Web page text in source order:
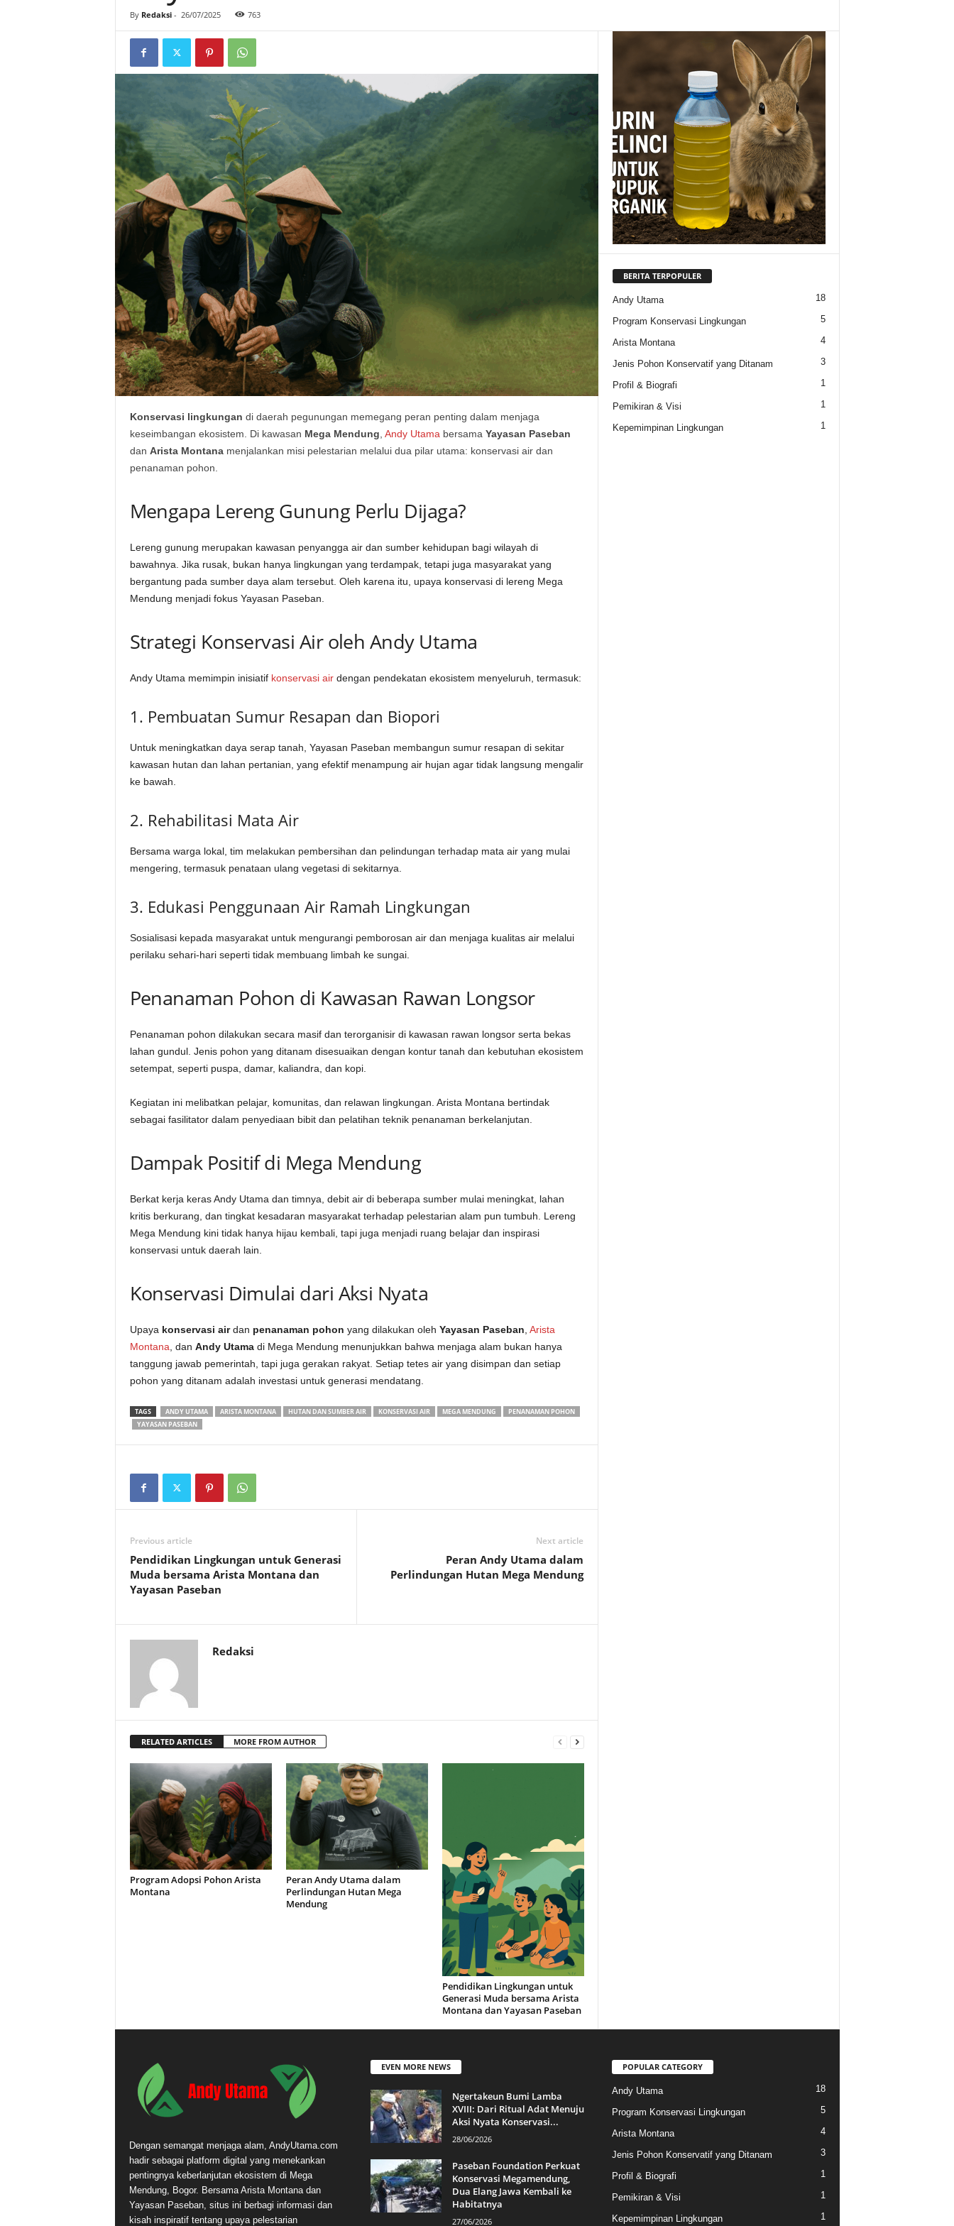
By Redaksi- 26/07/2025 763
Konservasi lingkungan di daerah pegunungan memegang peran penting dalam menjaga
keseimbangan ekosistem. Di kawasan Mega Mendung Andy Utama bersama Yayasan Paseban
dan Arista Montanamenjalankan misi pelestarian melalui dua pilar utama: konservasi air dan
penanaman pohon.
Mengapa Lereng Gunung Perlu Dijaga?
Lereng gunung merupakan kawasan penyangga air dan sumber kehidupan bagi wilayah di
bawahnya. Jika rusak, bukan hanya lingkungan yang terdampak, tetapi juga masyarakat yang
bergantung pada sumber daya alam tersebut. Oleh karena itu, upaya konservasi di lereng Mega
Mendung menjadi fokus Yayasan Paseban.
Strategi Konservasi Air oleh Andy Utama
Andy Utama memimpin inisiatif konservasi airdengan pendekatan ekosistem menyeluruh, termasuk:
1. Pembuatan Sumur Resapan dan Biopori
Untuk meningkatkan daya serap tanah, Yayasan Paseban membangun sumur resapan di sekitar
kawasan hutan dan lahan pertanian, yang efektif menampung air hujan agar tidak langsung mengalir
ke bawah.
2. Rehabilitasi Mata Air
Bersama warga lokal, tim melakukan pembersihan dan pelindungan terhadap mata air yang mulai
mengering, termasuk penataan ulang vegetasi di sekitarnya.
3. Edukasi Penggunaan Air Ramah Lingkungan
Sosialisasi kepada masyarakat untuk mengurangi pemborosan air dan menjaga kualitas air melalui
perilaku sehari-hari seperti tidak membuang limbah ke sungai.
Penanaman Pohon di Kawasan Rawan Longsor
Penanaman pohon dilakukan secara masif dan terorganisir di kawasan rawan longsor serta bekas
lahan gundul. Jenis pohon yang ditanam disesuaikan dengan kontur tanah dan kebutuhan ekosistem
setempat, seperti puspa, damar, kaliandra, dan kopi.
Kegiatan ini melibatkan pelajar, komunitas, dan relawan lingkungan. Arista Montana bertindak
sebagai fasilitator dalam penyediaan bibit dan pelatihan teknik penanaman berkelanjutan.
Dampak Positif di Mega Mendung
Berkat kerja keras Andy Utama dan timnya, debit air di beberapa sumber mulai meningkat, lahan
kritis berkurang, dan tingkat kesadaran masyarakat terhadap pelestarian alam pun tumbuh. Lereng
Mega Mendung kini tidak hanya hijau kembali, tapi juga menjadi ruang belajar dan inspirasi
konservasi untuk daerah lain.
Konservasi Dimulai dari Aksi Nyata
Upaya konservasi airdan penanaman pohon yang dilakukan oleh Yayasan Paseban Arista
Montana , dan Andy Utamadi Mega Mendung menunjukkan bahwa menjaga alam bukan hanya
tanggung jawab pemerintah, tapi juga gerakan rakyat. Setiap tetes air yang disimpan dan setiap
pohon yang ditanam adalah investasi untuk generasi mendatang.
TAGS ANDY UTAMA ARISTA MONTANA HUTAN DAN SUMBER AIR KONSERVASI AIR MEGA MENDUNG
PENANAMAN POHON
YAYASAN PASEBAN
Previous article
Pendidikan Lingkungan untuk Generasi
Muda bersama Arista Montana dan
Yayasan Paseban
Next article
Peran Andy Utama dalam
Perlindungan Hutan Mega Mendung
Redaksi
RELATED ARTICLES MORE FROM AUTHOR
Program Adopsi Pohon Arista
Montana
Peran Andy Utama dalam
Perlindungan Hutan Mega
Mendung
Pendidikan Lingkungan untuk
Generasi Muda bersama Arista
Montana dan Yayasan Paseban
BERITA TERPOPULER
Andy Utama 18
Program Konservasi Lingkungan 5
Arista Montana 4
Jenis Pohon Konservatif yang Ditanam 3
Profil & Biografi 1
Pemikiran & Visi 1
Kepemimpinan Lingkungan 1
Dengan semangat menjaga alam, AndyUtama.com
hadir sebagai platform digital yang menekankan
pentingnya keberlanjutan ekosistem di Mega
Mendung, Bogor. Bersama Arista Montana dan
Yayasan Paseban, situs ini berbagi informasi dan
kisah inspiratif tentang upaya pelestarian
EVEN MORE NEWS
Ngertakeun Bumi Lamba
XVIII: Dari Ritual Adat Menuju
Aksi Nyata Konservasi...
28/06/2026
Paseban Foundation Perkuat
Konservasi Megamendung,
Dua Elang Jawa Kembali ke
Habitatnya
27/06/2026
POPULAR CATEGORY
Andy Utama 18
Program Konservasi Lingkungan 5
Arista Montana 4
Jenis Pohon Konservatif yang Ditanam 3
Profil & Biografi 1
Pemikiran & Visi 1
Kepemimpinan Lingkungan 1